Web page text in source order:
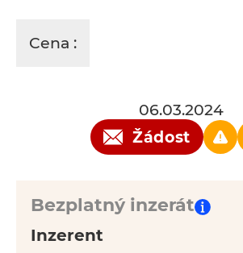
Cena :
06.03.2024
Žádost
Bezplatný inzerát
Inzerent